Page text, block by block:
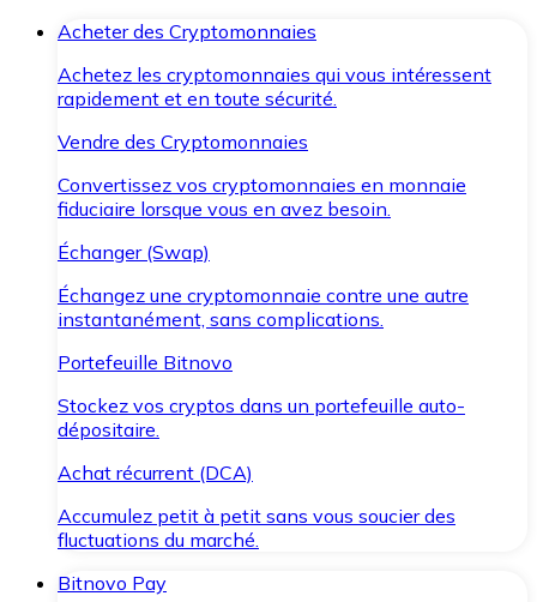
Acheter des Cryptomonnaies
Achetez les cryptomonnaies qui vous intéressent
rapidement et en toute sécurité.
Vendre des Cryptomonnaies
Convertissez vos cryptomonnaies en monnaie
fiduciaire lorsque vous en avez besoin.
Échanger (Swap)
Échangez une cryptomonnaie contre une autre
instantanément, sans complications.
Portefeuille Bitnovo
Stockez vos cryptos dans un portefeuille auto-
dépositaire.
Achat récurrent (DCA)
Accumulez petit à petit sans vous soucier des
fluctuations du marché.
Bitnovo Pay